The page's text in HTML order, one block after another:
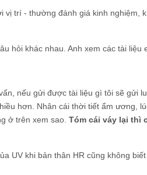
trí - thường đánh giá kinh nghiệm,
hỏi khác nhau. Anh xem các tài liệu
nếu gửi được tài liệu gì tôi sẽ gửi
hơn. Nhân cái thời tiết ẩm ương,
ở trên xem sao. Tóm cái váy lại thì
UV khi bản thân HR cũng không